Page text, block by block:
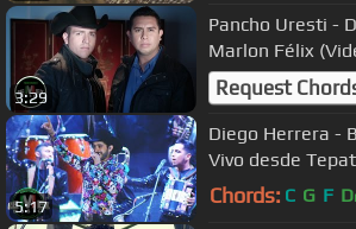
3:29
Pancho Uresti -
Marlon Félix
Request
5:17
Diego Herrera -
Vivo desde
Chords: C G F D